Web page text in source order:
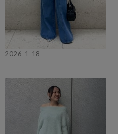
2026-1-18